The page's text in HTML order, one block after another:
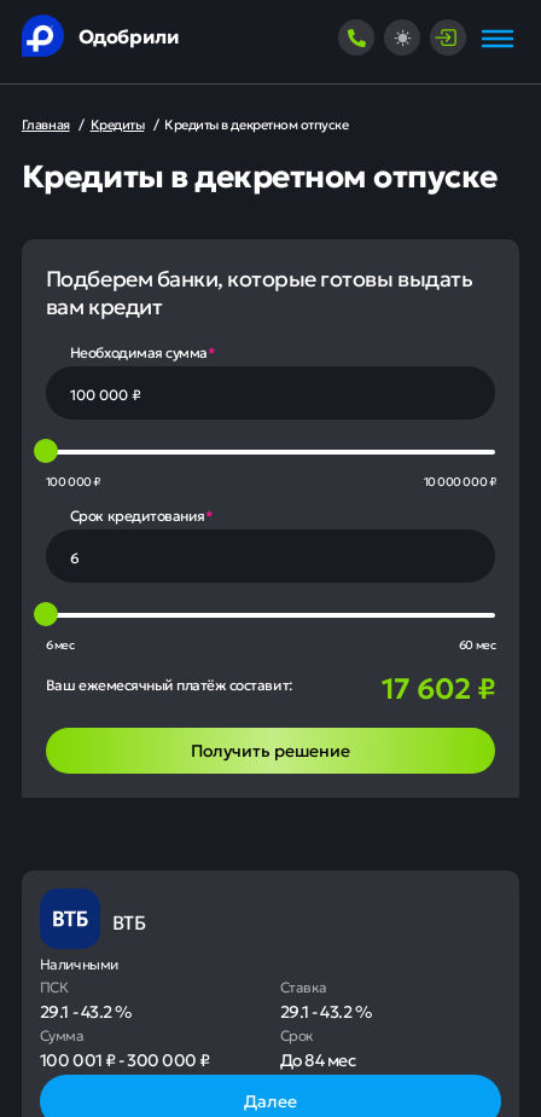
Одобрили
Главная / Кредиты / Кредиты в декретном отпуске
Кредиты в декретном отпуске
Подберем банки, которые готовы выдать
вам кредит
Необходимая сумма*
100 000 ₽ 10 000 000 ₽
Срок кредитования*
6 мес 60 мес
Ваш ежемесячный платёж составит: 17 602₽
Получить решение
ВТБ
Наличными
ПСК
29.1-43.2%
Ставка
29.1-43.2%
Сумма
100 001 ₽-300 000 ₽
Срок
До84 мес
Далее